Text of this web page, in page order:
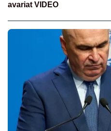
avariat VIDEO